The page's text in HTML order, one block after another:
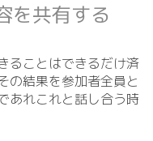
を共有する
ることはできるだけ済
の結果を参加者全員と
あれこれと話し合う時
。